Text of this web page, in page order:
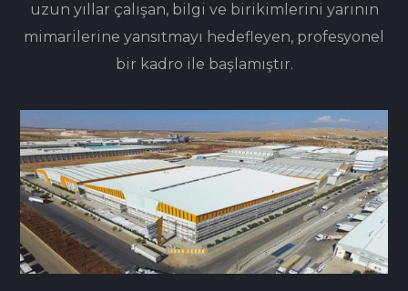
uzun yıllar çalışan, bilgi ve birikimlerini yarının
mimarilerine yansıtmayı hedefleyen, profesyonel
bir kadro ile başlamıştır.